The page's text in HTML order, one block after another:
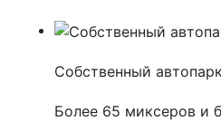
Собственный
Более 65 миксеров и